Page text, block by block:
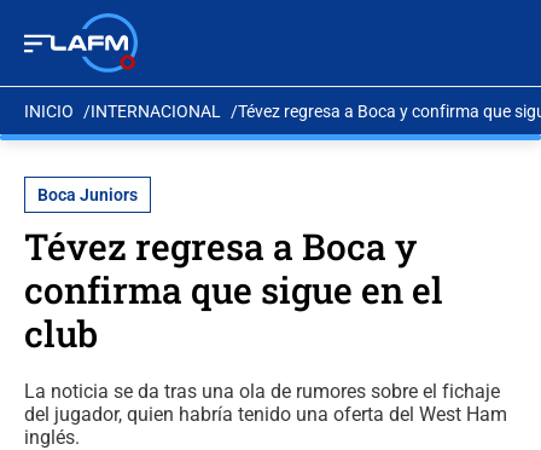
INICIO INTERNACIONAL Tévez regresa a Boca y confirma que
Boca Juniors
Tévez regresa a Boca y
confirma que sigue en el
club
La noticia se da tras una ola de rumores sobre el fichaje
del jugador, quien habría tenido una oferta del West Ham
inglés.